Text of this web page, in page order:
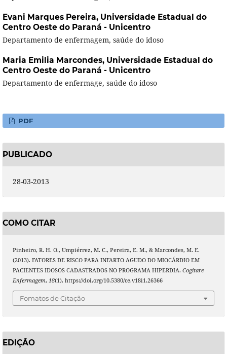
Evani Marques Pereira, Universidade Estadual do
Centro Oeste do Paraná - Unicentro
Departamento de enfermagem, saúde do idoso
Maria Emilia Marcondes, Universidade Estadual do
Centro Oeste do Paraná - Unicentro
Departamento de enfermage, saúde do idoso
PDF
PUBLICADO
28-03-2013
COMO CITAR
Pinheiro, R. H. O., Umpiérrez, M. C., Pereira, E. M., & Marcondes, M. E.
(2013). FATORES DE RISCO PARA INFARTO AGUDO DO MIOCÁRDIO EM
PACIENTES IDOSOS CADASTRADOS NO PROGRAMA HIPERDIA. Cogitare
Enfermagem, 18(1). https://doi.org/10.5380/ce.v18i1.26366
Fomatos de Citação
EDIÇÃO